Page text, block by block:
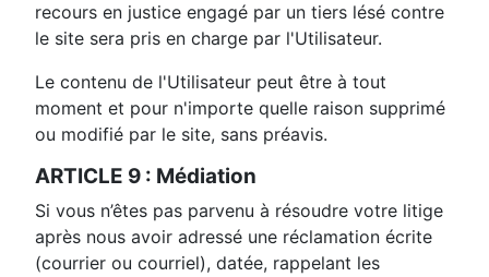
recours en justice engagé par un tiers lésé contre
le site sera pris en charge par l'Utilisateur.
Le contenu de l'Utilisateur peut être à tout
moment et pour n'importe quelle raison supprimé
ou modifié par le site, sans préavis.
ARTICLE 9 : Médiation
Si vous n’êtes pas parvenu à résoudre votre litige
après nous avoir adressé une réclamation écrite
(courrier ou courriel), datée, rappelant les